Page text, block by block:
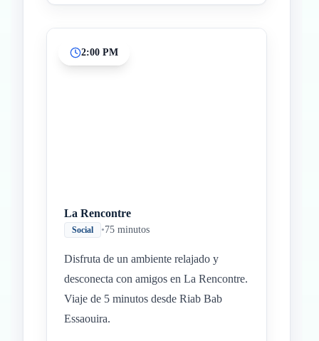
2:00 PM
La Rencontre
Social •75 minutos
Disfruta de un ambiente relajado y
desconecta con amigos en La Rencontre.
Viaje de 5 minutos desde Riab Bab
Essaouira.